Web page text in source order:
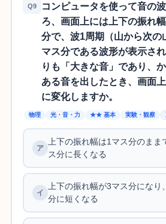
Q9
コンピュータを使って音の
ろ、画面上には上下の振れ
分で、波1周期（山から次の
マス分である波形が表示さ
りも「大きな音」であり、
ある音を出したとき、画面
に変化しますか。
物理 光・音・力 ★★ 基本 実験・観察
上下の振れ幅は1マス分のま
ス分に長くなる
上下の振れ幅が3マス分になり
分に短くなる